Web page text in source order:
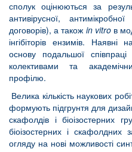
сполук оцінюються за
антивірусної,
договорів), а також in vitroв
інгібіторів ензимів.
основу подальшої співпраці
колективами та
профілю.
Велика кількість наукових
формують підгрунтя для
скафолдів і біоізостерних
біоізостерних і
огляду на нові можливості